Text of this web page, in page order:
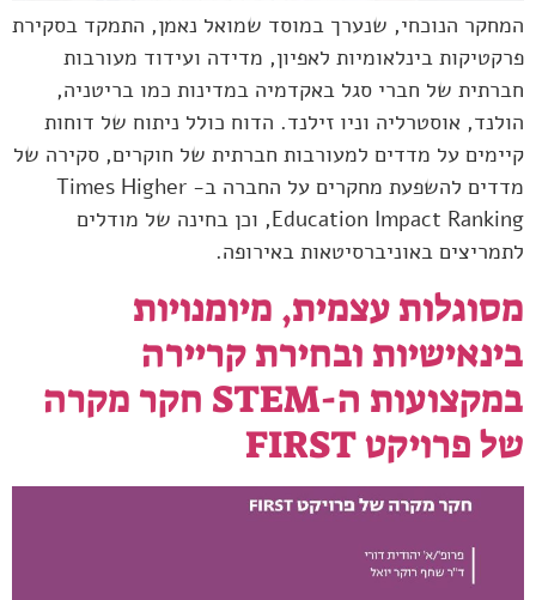
המחקר הנוכחי, שנערך במוסד שמואל נאמן, התמקד בסקירת
פרקטיקות בינלאומיות לאפיון, מדידה ועידוד מעורבות
חברתית של חברי סגל באקדמיה במדינות כמו בריטניה,
הולנד, אוסטרליה וניו זילנד. הדוח כולל ניתוח של דוחות
קיימים על מדדים למעורבות חברתית של חוקרים, סקירה של
מדדים להשפעת מחקרים על החברה ב- Times Higher
Education Impact Ranking, וכן בחינה של מודלים
לתמריצים באוניברסיטאות באירופה.
מסוגלות עצמית, מיומנויות
בינאישיות ובחירת קריירה
במקצועות ה-STEM חקר מקרה
של פרויקט FIRST